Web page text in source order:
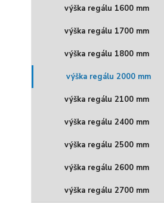
výška regálu 1600 mm
výška regálu 1700 mm
výška regálu 1800 mm
výška regálu 2000 mm
výška regálu 2100 mm
výška regálu 2400 mm
výška regálu 2500 mm
výška regálu 2600 mm
výška regálu 2700 mm